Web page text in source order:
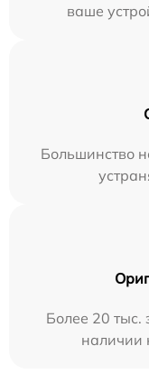
ваше
Большинство
Более 20 тыс.
наличии